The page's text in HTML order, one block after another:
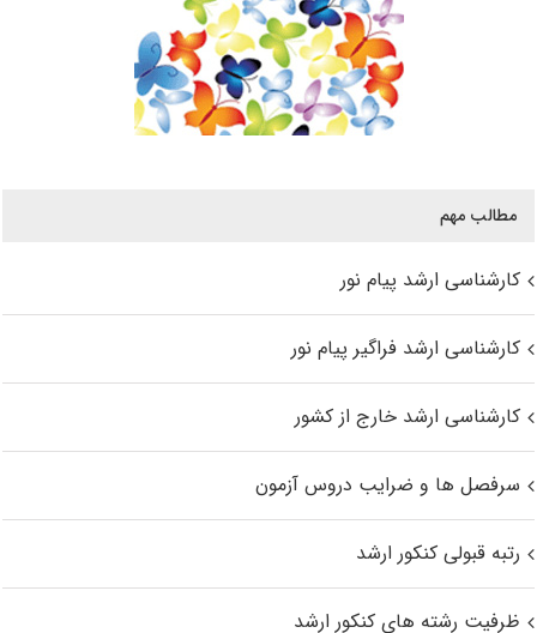
مطالب مهم
کارشناسی ارشد پیام نور
کارشناسی ارشد فراگیر پیام نور
کارشناسی ارشد خارج از کشور
سرفصل ها و ضرایب دروس آزمون
رتبه قبولی کنکور ارشد
ظرفیت رشته های کنکور ارشد